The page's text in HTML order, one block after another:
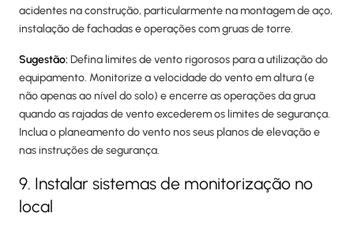
acidentes na construção, particularmente na montagem de aço,
instalação de fachadas e operações com gruas de torre.
Sugestão: Defina limites de vento rigorosos para a utilização do
equipamento. Monitorize a velocidade do vento em altura (e
não apenas ao nível do solo) e encerre as operações da grua
quando as rajadas de vento excederem os limites de segurança.
Inclua o planeamento do vento nos seus planos de elevação e
nas instruções de segurança.
9. Instalar sistemas de monitorização no
local